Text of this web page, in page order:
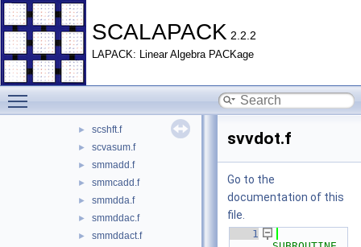
SCALAPACK 2.2.2
LAPACK: Linear Algebra PACKage
►
► pxerbla.f
► sagemv.f
► sascal.f
►
► satrmv.f
► scshft.f
► scvasum.f
► smmadd.f
► smmcadd.f
► smmdda.f
► smmddac.f
► smmddact.f
svvdot.f
Go to the
documentation of this
file.
    1